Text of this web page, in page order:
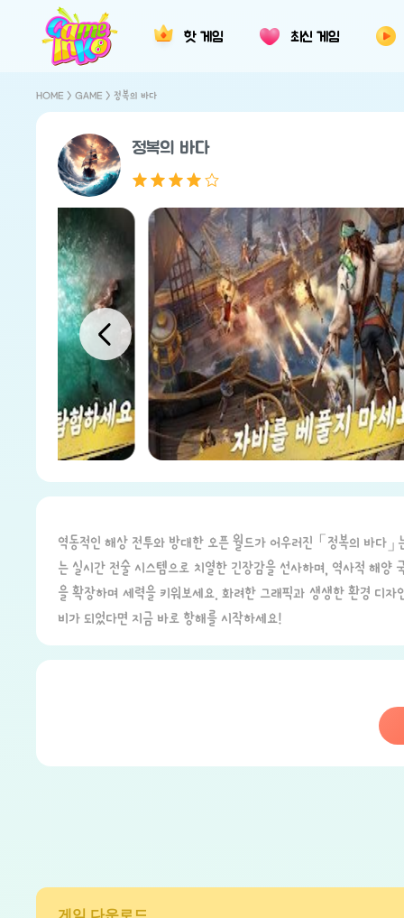
핫 게임 최신 게임
HOME > GAME > 정복의 바다
정복의 바다
역동적인 해상 전투와 방대한 오픈 월드가 어우러진 「정복의 바다
는 실시간 전술 시스템으로 치열한 긴장감을 선사하며, 역사적 해양
을 확장하며 세력을 키워보세요. 화려한 그래픽과 생생한 환경 디
비가 되었다면 지금 바로 항해를 시작하세요!